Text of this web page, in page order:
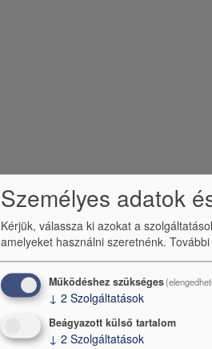
Személyes adatok
Kérjük, válassza ki azokat a
amelyeket használni szeretnénk.
Működéshez szükséges
↓ 2 Szolgáltatások
Beágyazott külső tartalom
↓ 2 Szolgáltatások